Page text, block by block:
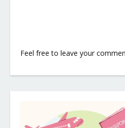
Feel free to leave your